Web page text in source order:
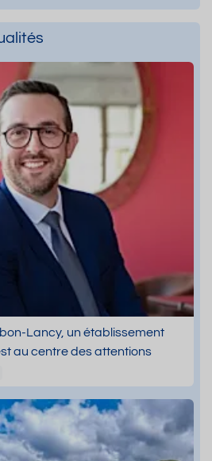
Lancy, un établissement
au centre des attentions